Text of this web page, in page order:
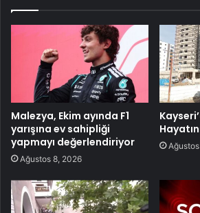
Malezya, Ekim ayında F1
yarışına ev sahipliği
yapmayı değerlendiriyor
Ağustos 8, 2026